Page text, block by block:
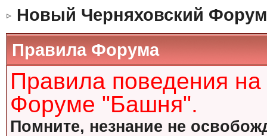
Новый Черняховский Форум
Правила Форума
Правила поведения
Форуме "Башня".
Помните, незнание не